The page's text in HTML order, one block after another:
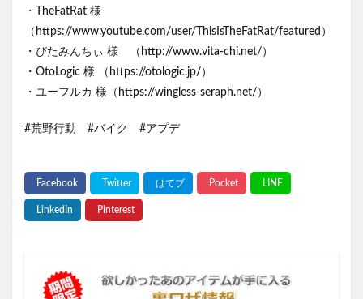
・TheFatRat 様
（https://www.youtube.com/user/ThisIsTheFatRat/featured）
・びたみんちぃ 様 （http://www.vita-chi.net/）
・OtoLogic 様 （https://otologic.jp/）
・ユーフルカ 様（https://wingless-seraph.net/）
#荒野行動 #バイク #アプデ